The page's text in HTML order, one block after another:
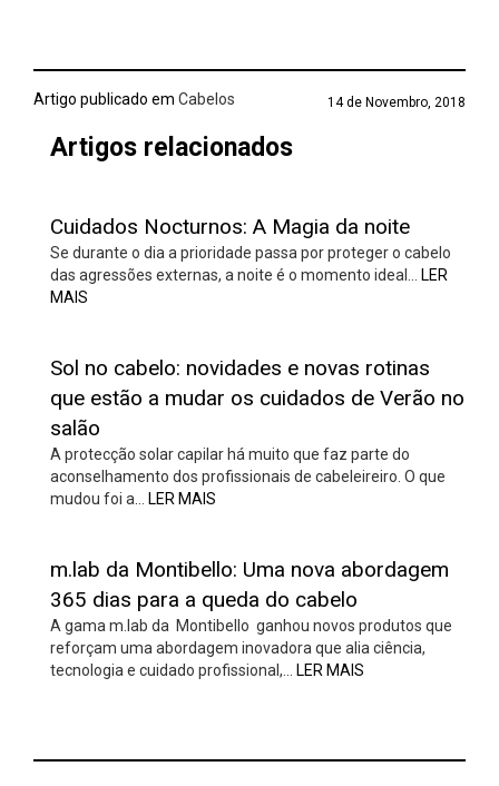
Artigo publicado em Cabelos 14 de Novembro, 2018
Artigos relacionados
Cuidados Nocturnos: A Magia da noite
Se durante o dia a prioridade passa por proteger o cabelo
das agressões externas, a noite é o momento ideal…
LER
MAIS
Sol no cabelo: novidades e novas rotinas
que estão a mudar os cuidados de Verão no
salão
A protecção solar capilar há muito que faz parte do
aconselhamento dos profissionais de cabeleireiro. O que
mudou foi a…
LER MAIS
m.lab da Montibello: Uma nova abordagem
365 dias para a queda do cabelo
A gama m.lab da Montibello ganhou novos produtos que
reforçam uma abordagem inovadora que alia ciência,
tecnologia e cuidado profissional,…
LER MAIS